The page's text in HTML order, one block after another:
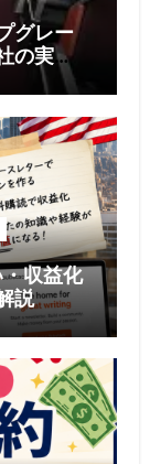
グレー
の実
年
収益化
説